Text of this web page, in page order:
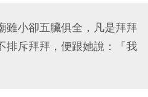
雖小卻五臟俱全，凡是拜拜
排斥拜拜，便跟她說：「我